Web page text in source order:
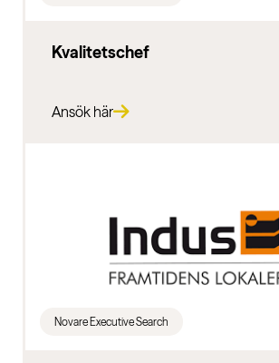
Kvalitetschef
Ansök här
Novare Executive Search